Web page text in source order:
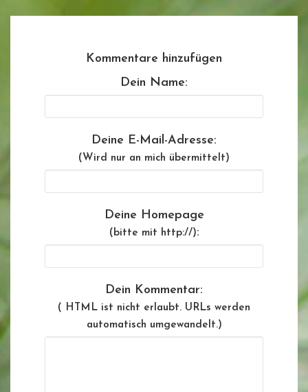
Kommentare hinzufügen
Dein Name:
Deine E-Mail-Adresse:
(Wird nur an mich übermittelt)
Deine Homepage
(bitte mit http://):
Dein Kommentar:
( HTML ist nicht erlaubt. URLs werden
automatisch umgewandelt.)